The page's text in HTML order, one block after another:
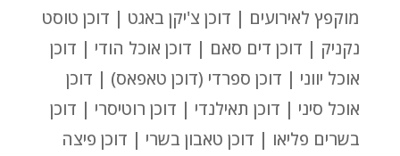
מוקפץ לאירועים | דוכן צ'יקן באגט | דוכן טוסט
נקניק | דוכן דים סאם | דוכן אוכל הודי | דוכן
אוכל יווני | דוכן ספרדי (דוכן טאפאס) | דוכן
אוכל סיני | דוכן תאילנדי | דוכן רוטיסרי | דוכן
בשרים פליאו | דוכן טאבון בשרי | דוכן פיצה